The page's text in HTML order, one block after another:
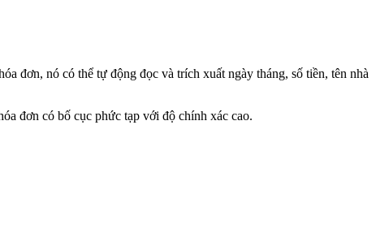
đơn, nó có thể tự động đọc và trích xuất ngày tháng, số tiền, tên nhà
đơn có bố cục phức tạp với độ chính xác cao.